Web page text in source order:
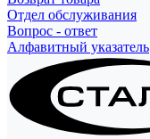
Отдел обслуживания
Вопрос - ответ
Алфавитный указатель